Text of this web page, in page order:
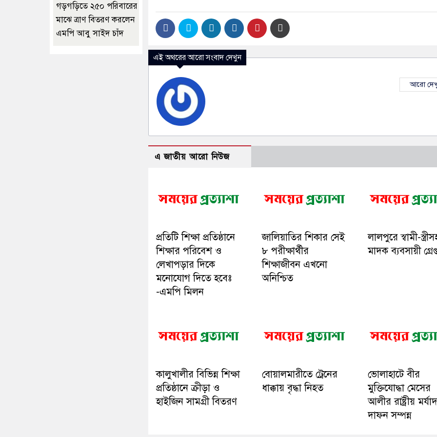
এই অথরের আরো সংবাদ দেখুন
আরো
এ জাতীয় আরো নিউজ
প্রতিটি শিক্ষা প্রতিষ্ঠানে
শিক্ষার পরিবেশ ও
লেখাপড়ার দিকে
মনোযোগ দিতে হবেঃ
-এমপি মিলন
জালিয়াতির শিকার সেই
৮ পরীক্ষার্থীর
শিক্ষাজীবন এখনো
অনিশ্চিত
লালপুরে স্বামী-
মাদক ব্যবসায়ী
কালুখালীর বিভিন্ন শিক্ষা
প্রতিষ্ঠানে ক্রীড়া ও
হাইজিন সামগ্রী বিতরণ
বোয়ালমারীতে ট্রেনের
ধাক্কায় বৃদ্ধা নিহত
ভোলাহাটে বীর
মুক্তিযোদ্ধা মেসের
আলীর রাষ্ট্রীয়
দাফন সম্পন্ন
গড়গড়িতে ২৫০ পরিবারের
মাঝে ত্রাণ বিতরণ করলেন
এমপি আবু সাইদ চাঁদ